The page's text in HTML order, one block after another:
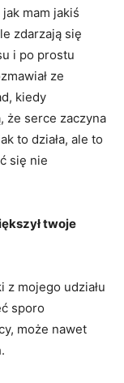
mam jakiś
zdarzają się
i po prostu
ze
kiedy
że serce zaczyna
to działa, ale to
się nie
twoje
z mojego udziału
sporo
może nawet